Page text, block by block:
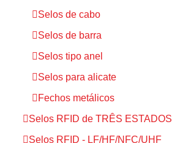
Selos de cabo
Selos de barra
Selos tipo anel
Selos para alicate
Fechos metálicos
Selos RFID de TRÊS ESTADOS
Selos RFID - LF/HF/NFC/UHF